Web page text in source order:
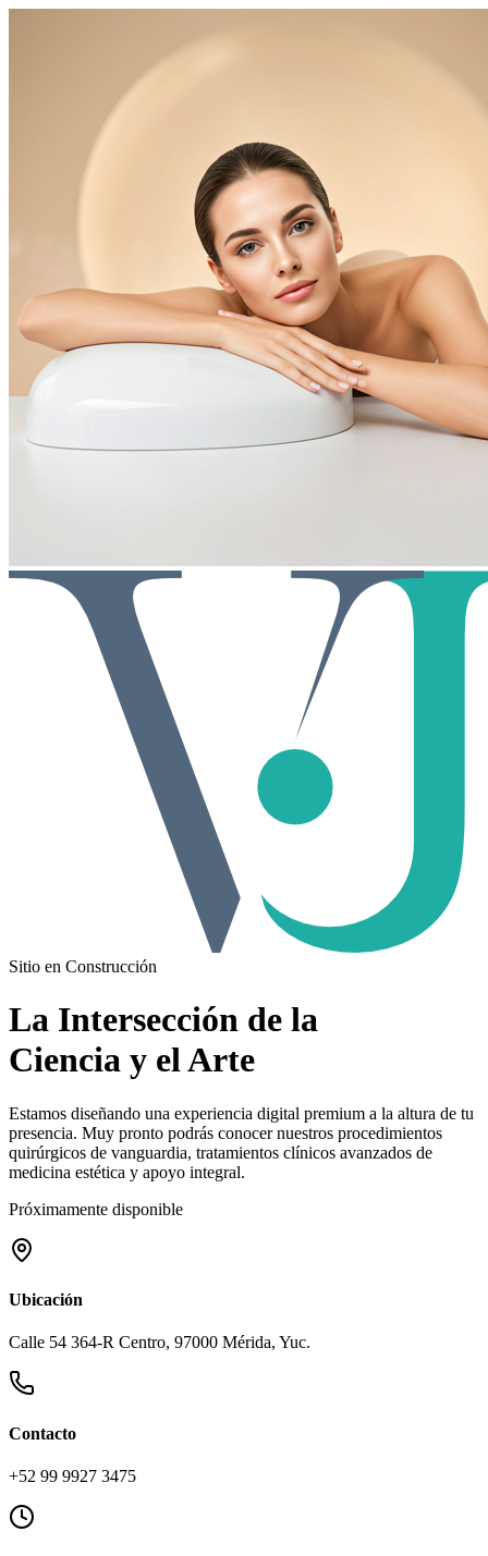
Sitio en Construcción
La Intersección de la
Ciencia y el Arte
Estamos diseñando una experiencia digital premium a la altura de tu
presencia. Muy pronto podrás conocer nuestros procedimientos
quirúrgicos de vanguardia, tratamientos clínicos avanzados de
medicina estética y apoyo integral.
Próximamente disponible
Ubicación
Calle 54 364-R Centro, 97000 Mérida, Yuc.
Contacto
+52 99 9927 3475